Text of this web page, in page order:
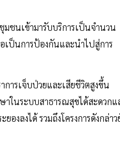
มชนเข้ามารับบริการเป็นจำนวน
เป็นการป้องกันและนำไปสู่การ
ารเจ็บป่วยและเสียชีวิตสูงขึ้น
าในระบบสาธารณสุขได้สะดวกแ
งลงได้ รวมถึงโครงการดังกล่าว